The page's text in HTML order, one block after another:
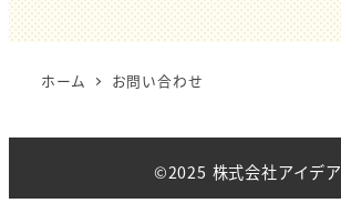
ホーム お問い合わせ
©2025 株式会社アイデア